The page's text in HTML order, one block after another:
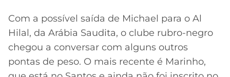
Com a possível saída de Michael para o Al
Hilal, da Arábia Saudita, o clube rubro-negro
chegou a conversar com alguns outros
pontas de peso. O mais recente é Marinho,